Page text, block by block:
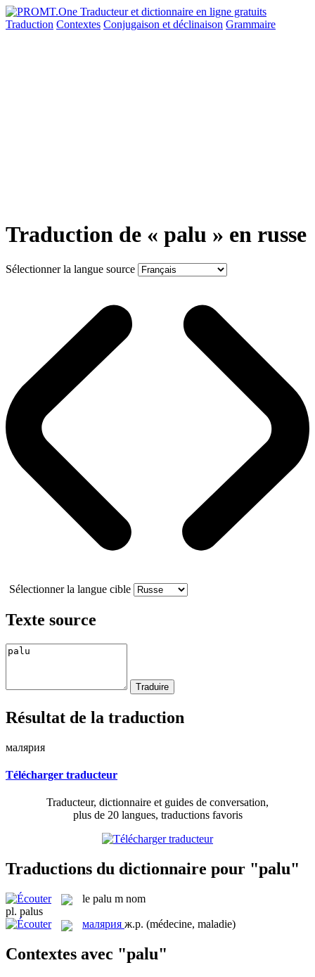
Traduction Contextes Conjugaison et déclinaison Grammaire
Traduction de « palu » en russe
Sélectionner la langue source
Sélectionner la langue cible
Texte source
Résultat de la traduction
малярия
Télécharger traducteur
Traducteur, dictionnaire et guides de conversation,
plus de 20 langues, traductions favoris
Traductions du dictionnaire pour "palu"
le palu m nom
pl. palus
малярия ж.р. (médecine, maladie)
Contextes avec "palu"